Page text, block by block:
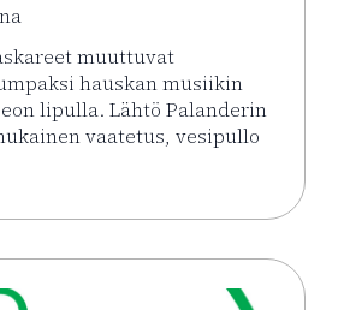
muuttuvat
hauskan musiikin
lipulla. Lähtö Palanderin
vaatetus, vesipullo